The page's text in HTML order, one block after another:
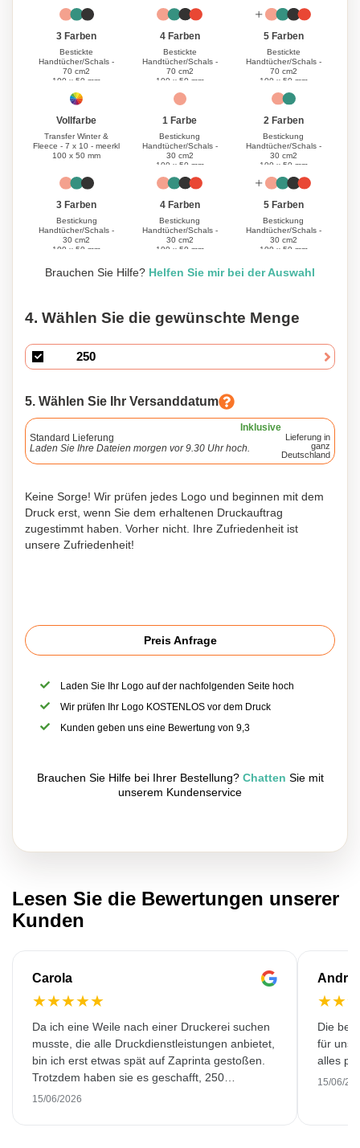
3 Farben
Bestickte
Handtücher/Schals -
70 cm2
100 x 50 mm
4 Farben
Bestickte
Handtücher/Schals -
70 cm2
100 x 50 mm
5 Farben
Bestickte
Handtücher/Schals -
70 cm2
100 x 50 mm
Vollfarbe
Transfer Winter &
Fleece - 7 x 10 - meerkl
100 x 50 mm
1 Farbe
Bestickung
Handtücher/Schals -
30 cm2
100 x 50 mm
2 Farben
Bestickung
Handtücher/Schals -
30 cm2
100 x 50 mm
3 Farben
Bestickung
Handtücher/Schals -
30 cm2
100 x 50 mm
4 Farben
Bestickung
Handtücher/Schals -
30 cm2
100 x 50 mm
5 Farben
Bestickung
Handtücher/Schals -
30 cm2
100 x 50 mm
Brauchen Sie Hilfe? Helfen Sie mir bei der Auswahl
4. Wählen Sie die gewünschte Menge
5. Wählen Sie Ihr Versanddatum
Inklusive
Standard Lieferung
Laden Sie Ihre Dateien morgen vor 9.30 Uhr hoch.
Lieferung in
ganz
Deutschland
Keine Sorge! Wir prüfen jedes Logo und beginnen mit dem
Druck erst, wenn Sie dem erhaltenen Druckauftrag
zugestimmt haben. Vorher nicht. Ihre Zufriedenheit ist
unsere Zufriedenheit!
Preis Anfrage
Laden Sie Ihr Logo auf der nachfolgenden Seite hoch
Wir prüfen Ihr Logo KOSTENLOS vor dem Druck
Kunden geben uns eine Bewertung von 9,3
Brauchen Sie Hilfe bei Ihrer Bestellung? Chatten Sie mit
unserem Kundenservice
Lesen Sie die Bewertungen unserer
Kunden
Carola
★★★★★
Da ich eine Weile nach einer Druckerei suchen
musste, die alle Druckdienstleistungen anbietet,
bin ich erst etwas spät auf Zaprinta gestoßen.
Trotzdem haben sie es geschafft, 250
wunderschön bedruckte Emaillebecher
15/06/2026
★★
Die
für
alles
15/06/